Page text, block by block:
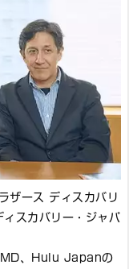
ザース ディスカバリ
スカバリー・ジャパ
MD、Hulu Japanの